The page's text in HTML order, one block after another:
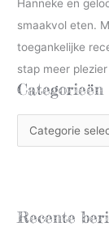
Hanneke en
smaakvol eten.
toegankelijke
stap meer
Categorieën
a
g
Recente